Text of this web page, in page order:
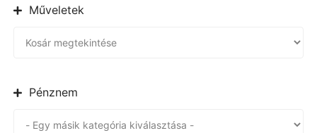
Műveletek
Pénznem